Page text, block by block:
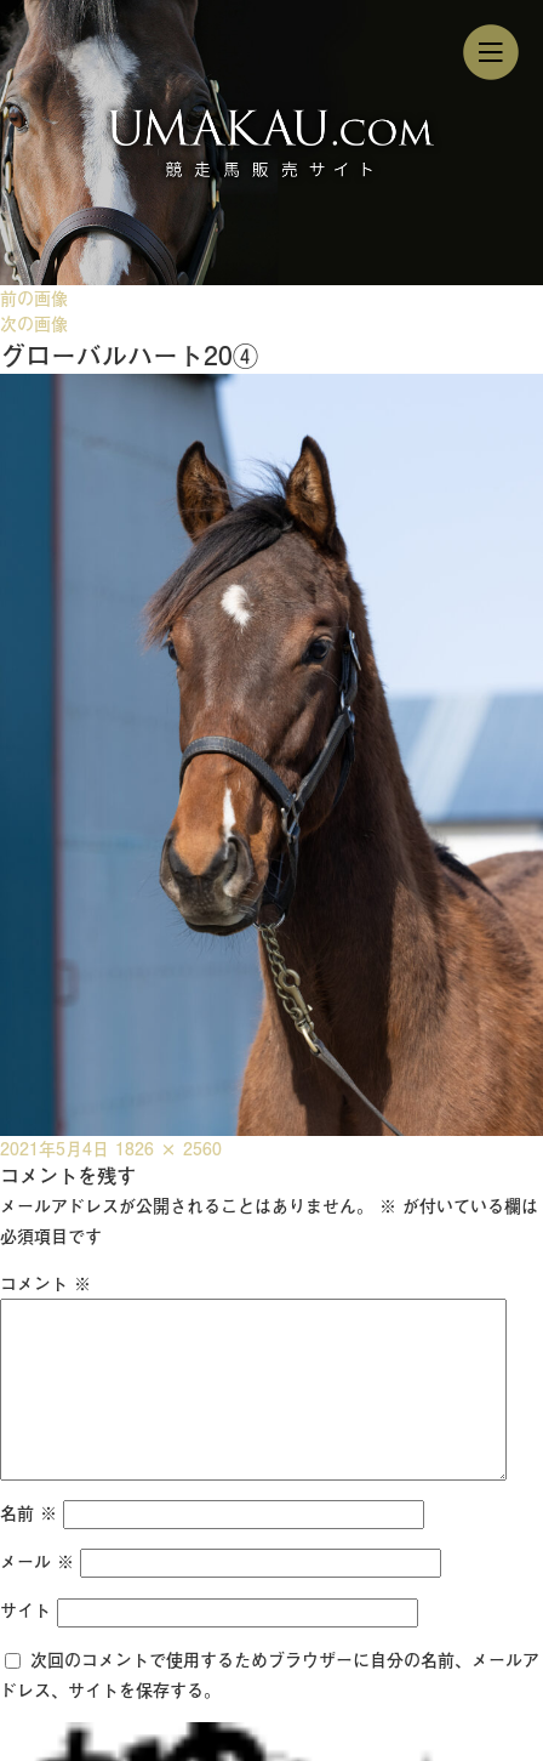
前の画像
次の画像
グローバルハート20④
投
稿
日:
2021年5月4日 フ
ル
サ
1826 × 2560
コメントを残す
メールアドレスが公開されることはありません。 ※ が付いている欄は
必須項目です
コメント ※
名前 ※
メール ※
サイト
次回のコメントで使用するためブラウザーに自分の名前、メールア
ドレス、サイトを保存する。